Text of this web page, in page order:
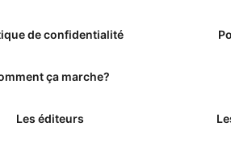
de confidentialité
ça marche?
Les éditeurs